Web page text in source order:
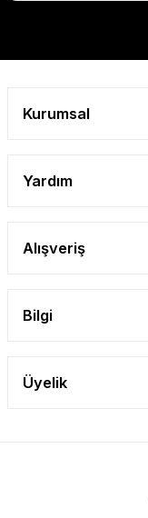
Kurumsal
Yardım
Alışveriş
Bilgi
Üyelik